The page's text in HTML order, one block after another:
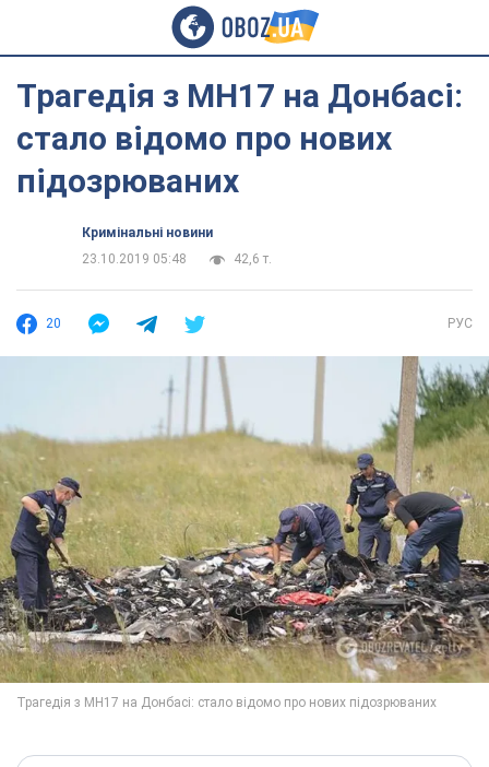
Трагедія з МН17 на Донбасі:
стало відомо про нових
підозрюваних
Кримінальні новини
23.10.2019 05:48
42,6 т.
20 РУС